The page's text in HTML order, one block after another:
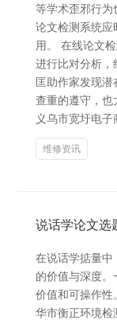
等学术歪邪行为
论文检测系统应
用。 在线论文
进行比对分析，
匡助作家发现
查重的遵守，也
义乌市宽圩电
维修资讯
说话学论文选
在说话学掂量中
的价值与深度。
价值和可操作性
华市衡正环境检